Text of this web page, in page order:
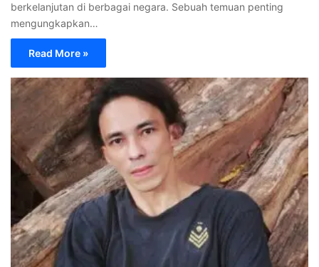
berkelanjutan di berbagai negara. Sebuah temuan penting
mengungkapkan…
Read More »